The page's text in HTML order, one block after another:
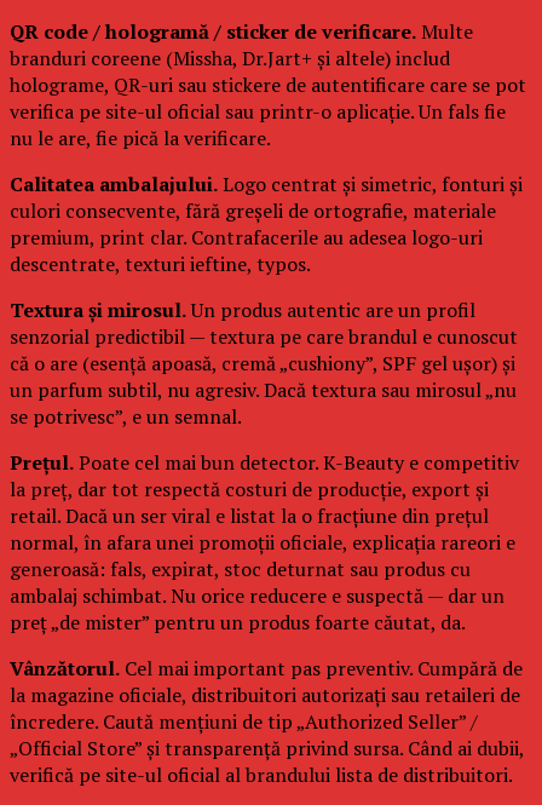
QR code / hologramă / sticker de verificare.Multe
branduri coreene (Missha, Dr.Jart+ și altele) includ
holograme, QR-uri sau stickere de autentificare care se pot
verifica pe site-ul oficial sau printr-o aplicație. Un fals fie
nu le are, fie pică la verificare.
Calitatea ambalajului.Logo centrat și simetric, fonturi și
culori consecvente, fără greșeli de ortografie, materiale
premium, print clar. Contrafacerile au adesea logo-uri
descentrate, texturi ieftine, typos.
Textura și mirosul.Un produs autentic are un profil
senzorial predictibil — textura pe care brandul e cunoscut
că o are (esență apoasă, cremă „cushiony”, SPF gel ușor) și
un parfum subtil, nu agresiv. Dacă textura sau mirosul „nu
se potrivesc”, e un semnal.
Prețul.Poate cel mai bun detector. K-Beauty e competitiv
la preț, dar tot respectă costuri de producție, export și
retail. Dacă un ser viral e listat la o fracțiune din prețul
normal, în afara unei promoții oficiale, explicația rareori e
generoasă: fals, expirat, stoc deturnat sau produs cu
ambalaj schimbat. Nu orice reducere e suspectă — dar un
preț „de mister” pentru un produs foarte căutat, da.
Vânzătorul. Cel mai important pas preventiv. Cumpără de
la magazine oficiale, distribuitori autorizați sau retaileri de
încredere. Caută mențiuni de tip „Authorized Seller” /
„Official Store” și transparență privind sursa. Când ai dubii,
verifică pe site-ul oficial al brandului lista de distribuitori.